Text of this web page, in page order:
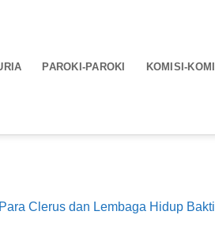
PAROKI-PAROKI KOMISI-
Clerus dan Lembaga Hidup